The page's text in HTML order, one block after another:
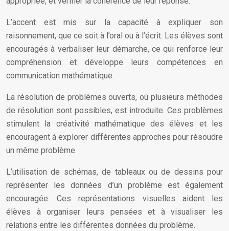
L’accent est mis sur la capacité à expliquer son
raisonnement, que ce soit à l’oral ou à l’écrit. Les élèves sont
encouragés à verbaliser leur démarche, ce qui renforce leur
compréhension et développe leurs compétences en
communication mathématique.
La résolution de problèmes ouverts, où plusieurs méthodes
de résolution sont possibles, est introduite. Ces problèmes
stimulent la créativité mathématique des élèves et les
encouragent à explorer différentes approches pour résoudre
un même problème.
L’utilisation de schémas, de tableaux ou de dessins pour
représenter les données d’un problème est également
encouragée. Ces représentations visuelles aident les
élèves à organiser leurs pensées et à visualiser les
relations entre les différentes données du problème.